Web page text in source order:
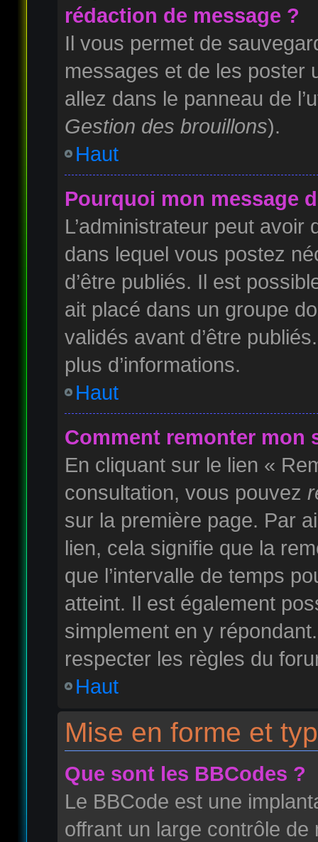
rédaction de message ?
Il vous permet de
messages et de les poster
allez dans le panneau de
Gestion des brouillons).
Haut
Pourquoi mon message
L’administrateur peut
dans lequel vous postez
d’être publiés. Il est
ait placé dans un groupe
validés avant d’être
plus d’informations.
Haut
Comment remonter mon
En cliquant sur le lien «
consultation, vous pouvez
sur la première page. Par
lien, cela signifie que la
que l’intervalle de temps
atteint. Il est également
simplement en y
respecter les règles du
Haut
Mise en forme et
Que sont les BBCodes ?
Le BBCode est une
offrant un large contrôle de